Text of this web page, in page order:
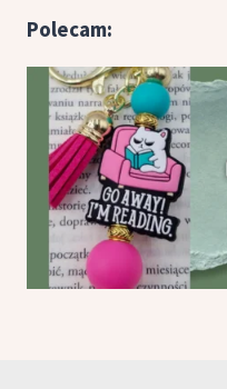
Polecam: